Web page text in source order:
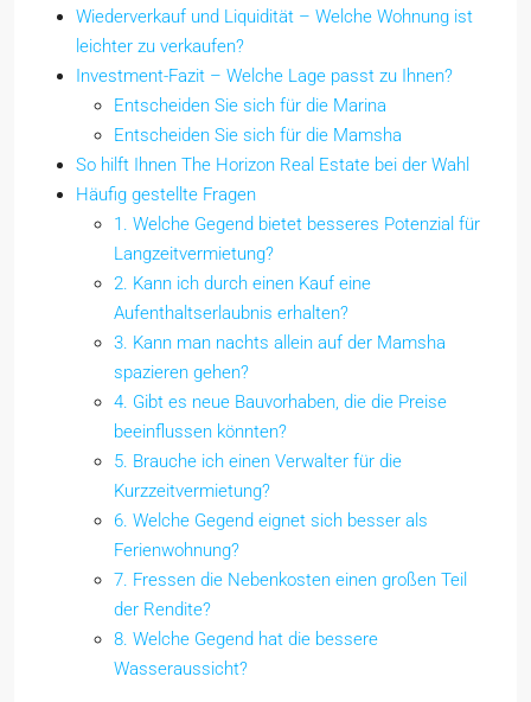
Wiederverkauf und Liquidität – Welche Wohnung ist
leichter zu verkaufen?
Investment-Fazit – Welche Lage passt zu Ihnen?
Entscheiden Sie sich für die Marina
Entscheiden Sie sich für die Mamsha
So hilft Ihnen The Horizon Real Estate bei der Wahl
Häufig gestellte Fragen
1. Welche Gegend bietet besseres Potenzial für
Langzeitvermietung?
2. Kann ich durch einen Kauf eine
Aufenthaltserlaubnis erhalten?
3. Kann man nachts allein auf der Mamsha
spazieren gehen?
4. Gibt es neue Bauvorhaben, die die Preise
beeinflussen könnten?
5. Brauche ich einen Verwalter für die
Kurzzeitvermietung?
6. Welche Gegend eignet sich besser als
Ferienwohnung?
7. Fressen die Nebenkosten einen großen Teil
der Rendite?
8. Welche Gegend hat die bessere
Wasseraussicht?